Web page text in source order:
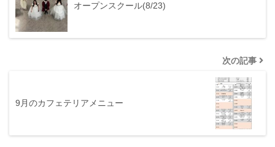
オープンスクール(8/23)
次の記事
9月のカフェテリアメニュー